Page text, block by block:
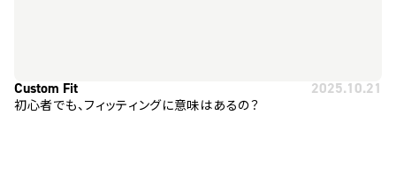
Custom Fit 2025.10.21
初心者でも、フィッティングに意味はあるの？